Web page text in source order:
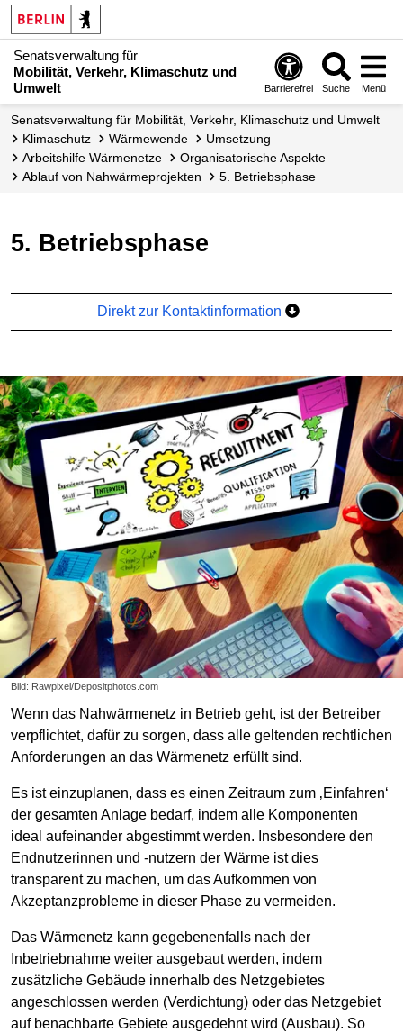
Senatsverwaltung für
Mobilität, Verkehr, Klimaschutz und
Umwelt
Barrierefrei Suche Menü
Senatsverwaltung für Mobilität, Verkehr, Klimaschutz und Umwelt
Klimaschutz
Wärmewende
Umsetzung
Arbeitshilfe Wärmenetze
Organisatorische Aspekte
Ablauf von Nahwärme­projekten
5. Betriebsphase
5. Betriebsphase
Direkt zur Kontaktinformation
Bild: Rawpixel/Depositphotos.com
Wenn das Nahwärmenetz in Betrieb geht, ist der Betreiber
verpflichtet, dafür zu sorgen, dass alle geltenden rechtlichen
Anforderungen an das Wärmenetz erfüllt sind.
Es ist einzuplanen, dass es einen Zeitraum zum ‚Einfahren‘
der gesamten Anlage bedarf, indem alle Komponenten
ideal aufeinander abgestimmt werden. Insbesondere den
Endnutzerinnen und -nutzern der Wärme ist dies
transparent zu machen, um das Aufkommen von
Akzeptanzprobleme in dieser Phase zu vermeiden.
Das Wärmenetz kann gegebenenfalls nach der
Inbetriebnahme weiter ausgebaut werden, indem
zusätzliche Gebäude innerhalb des Netzgebietes
angeschlossen werden (Verdichtung) oder das Netzgebiet
auf benachbarte Gebiete ausgedehnt wird (Ausbau). So